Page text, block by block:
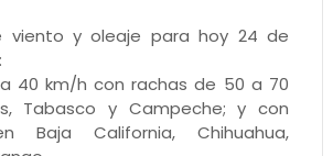
viento y oleaje para hoy 24 de
40 km/h con rachas de 50 a 70
Tabasco y Campeche; y con
Baja California, Chihuahua,